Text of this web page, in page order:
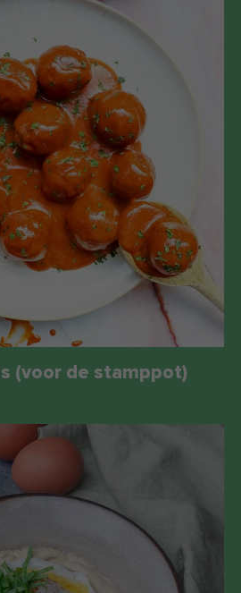
(voor de stamppot)